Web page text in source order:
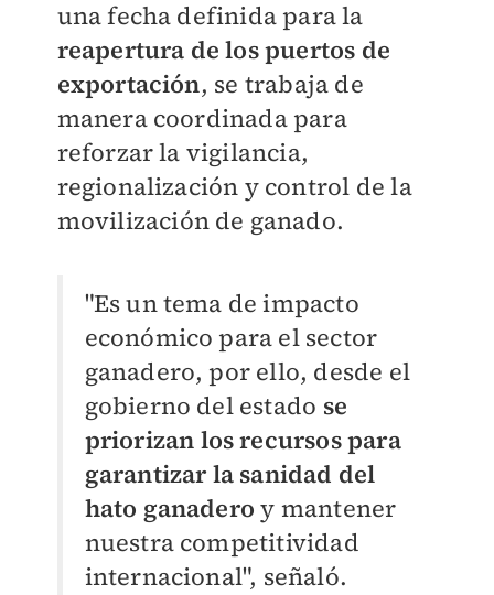
una fecha definida para la
reapertura de los puertos de
exportación, se trabaja de
manera coordinada para
reforzar la vigilancia,
regionalización y control de la
movilización de ganado.
"Es un tema de impacto
económico para el sector
ganadero, por ello, desde el
gobierno del estado se
priorizan los recursos para
garantizar la sanidad del
hato ganadero y mantener
nuestra competitividad
internacional", señaló.